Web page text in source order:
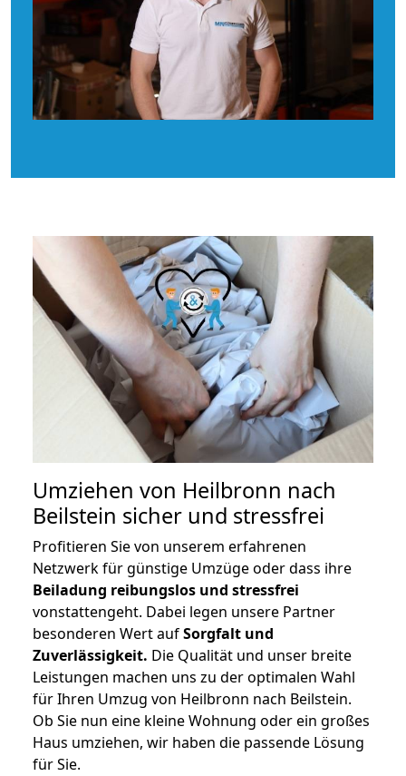
Umziehen von Heilbronn nach
Beilstein sicher und stressfrei
Profitieren Sie von unserem erfahrenen
Netzwerk für günstige Umzüge oder dass ihre
Beiladung reibungslos und stressfrei
vonstattengeht. Dabei legen unsere Partner
besonderen Wert aufSorgfalt und
Zuverlässigkeit. Die Qualität und unser breite
Leistungen machen uns zu der optimalen Wahl
für Ihren Umzug von Heilbronn nach Beilstein.
Ob Sie nun eine kleine Wohnung oder ein großes
Haus umziehen, wir haben die passende Lösung
für Sie.